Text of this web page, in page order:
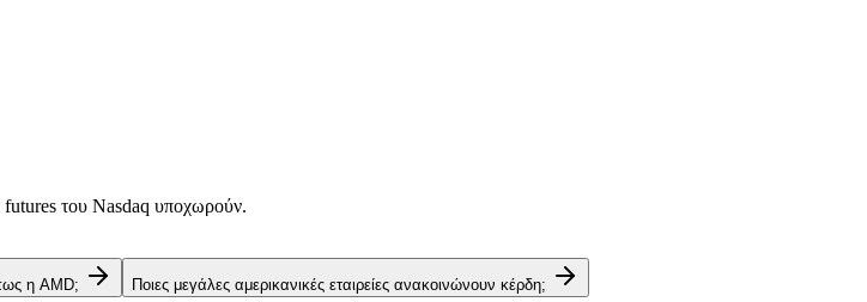
futures του Nasdaq υποχωρούν.
η AMD; Ποιες μεγάλες αμερικανικές εταιρείες ανακοινώνουν κέρδη;